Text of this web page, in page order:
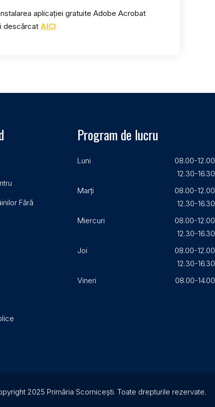
aplicației gratuite Adobe Acrobat
descărcat AICI
Fără
Program de lucru
Luni
08.00-12.00
12.30-16.30
Marți
08.00-12.00
12.30-16.30
Miercuri
08.00-12.00
12.30-16.30
Joi
08.00-12.00
12.30-16.30
Vineri
08.00-14.00
2025 Primăria Scornicești. Toate drepturile rezervate.